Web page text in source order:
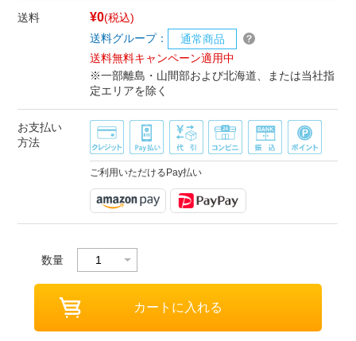
送料 ¥0(税込)
送料グループ：
通常商品
送料無料キャンペーン適用中
※一部離島・山間部および北海道、または当社指
定エリアを除く
お支払い
方法
ご利用いただけるPay払い
数量